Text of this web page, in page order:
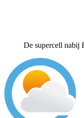
De supercell nabij